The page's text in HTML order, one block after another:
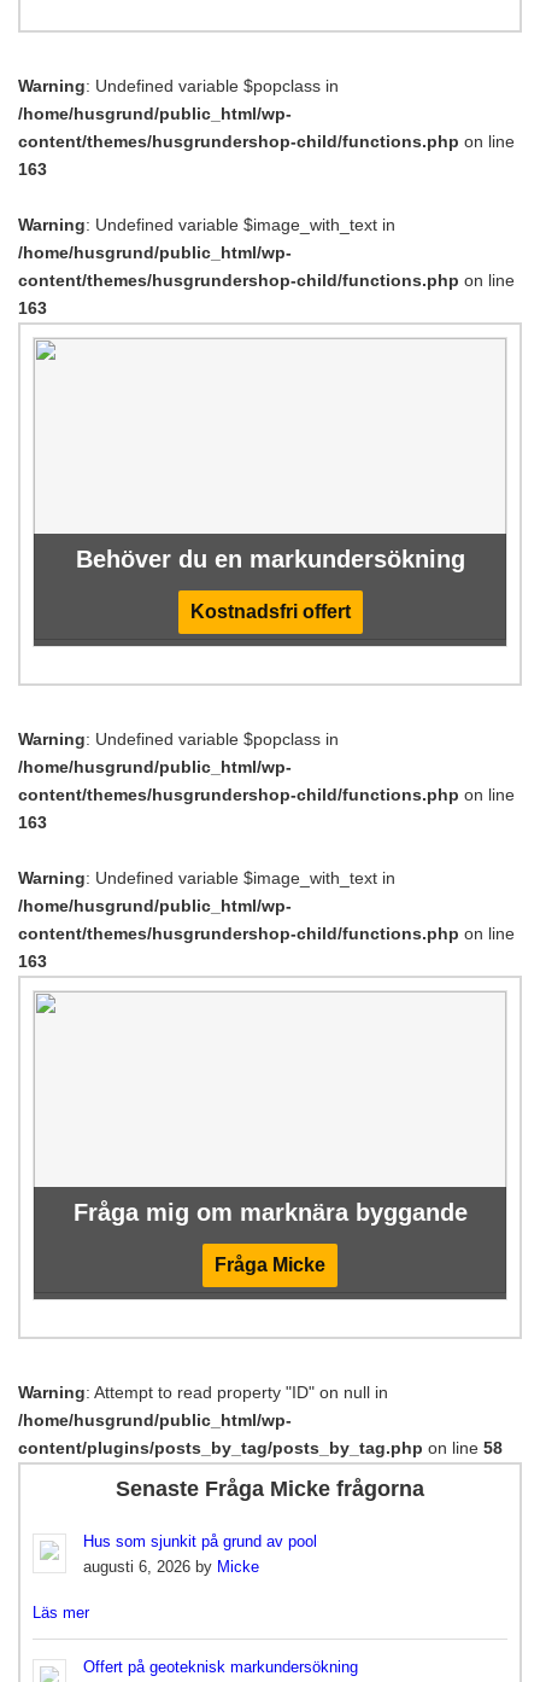
Warning: Undefined variable $popclass in
/home/husgrund/public_html/wp-
content/themes/husgrundershop-child/functions.php on line
163
Warning: Undefined variable $image_with_text in
/home/husgrund/public_html/wp-
content/themes/husgrundershop-child/functions.php on line
163
Behöver du en markundersökning
Kostnadsfri offert
Warning: Undefined variable $popclass in
/home/husgrund/public_html/wp-
content/themes/husgrundershop-child/functions.php on line
163
Warning: Undefined variable $image_with_text in
/home/husgrund/public_html/wp-
content/themes/husgrundershop-child/functions.php on line
163
Fråga mig om marknära byggande
Fråga Micke
Warning: Attempt to read property "ID" on null in
/home/husgrund/public_html/wp-
content/plugins/posts_by_tag/posts_by_tag.php on line 58
Senaste Fråga Micke frågorna
Hus som sjunkit på grund av pool
augusti 6, 2026 by Micke
Läs mer
Offert på geoteknisk markundersökning